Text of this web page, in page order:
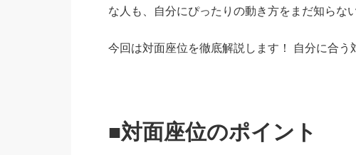
な人も、自分にぴったりの動き方をまだ知らな
今回は対面座位を徹底解説します！ 自分に合う
■対面座位のポイント